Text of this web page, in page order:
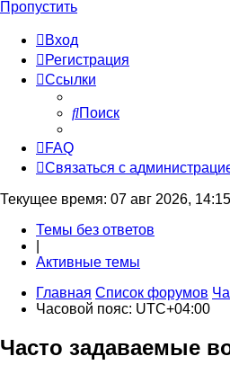
Пропустить
Вход
Регистрация
Ссылки
Поиск
FAQ
Связаться с администраци
Текущее время: 07 авг 2026, 14:15
Темы без ответов
Активные темы
Главная Список форумов
Часовой пояс: UTC+04:00
Часто задаваемые